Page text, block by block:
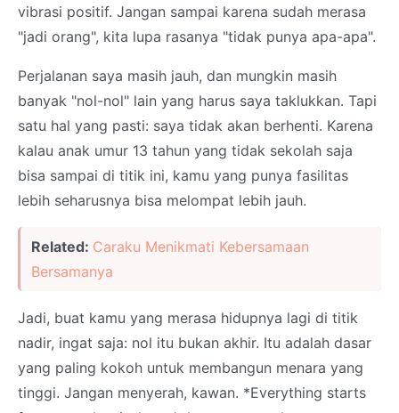
vibrasi positif. Jangan sampai karena sudah merasa
"jadi orang", kita lupa rasanya "tidak punya apa-apa".
Perjalanan saya masih jauh, dan mungkin masih
banyak "nol-nol" lain yang harus saya taklukkan. Tapi
satu hal yang pasti: saya tidak akan berhenti. Karena
kalau anak umur 13 tahun yang tidak sekolah saja
bisa sampai di titik ini, kamu yang punya fasilitas
lebih seharusnya bisa melompat lebih jauh.
Related: Caraku Menikmati Kebersamaan
Bersamanya
Jadi, buat kamu yang merasa hidupnya lagi di titik
nadir, ingat saja: nol itu bukan akhir. Itu adalah dasar
yang paling kokoh untuk membangun menara yang
tinggi. Jangan menyerah, kawan. *Everything starts